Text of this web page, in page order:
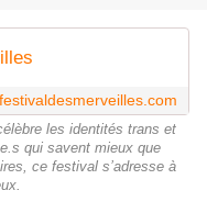
les identités trans et
qui savent mieux que
ce festival s’adresse à